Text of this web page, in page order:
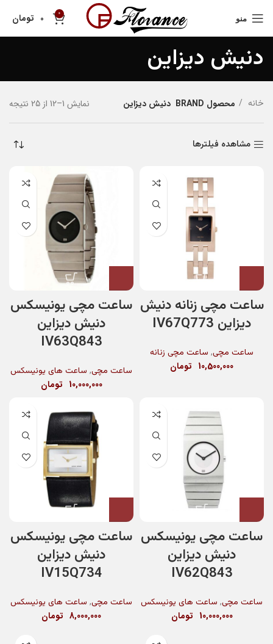
منو 0
0 تومان
دنیش دیزاین
خانه محصول BRAND دنیش دیزاین نمایش 1–12 از 25 نتیجه
مشاهده فیلترها
ساعت مچی زنانه دنیش
دیزاین IV67Q773
ساعت مچی, ساعت مچی زنانه
10,500,000 تومان
ساعت مچی یونیسکس
دنیش دیزاین
IV63Q843
ساعت مچی, ساعت های یونیسکس
10,000,000 تومان
ساعت مچی یونیسکس
دنیش دیزاین
IV62Q843
ساعت مچی, ساعت های یونیسکس
10,000,000 تومان
ساعت مچی یونیسکس
دنیش دیزاین
IV15Q734
ساعت مچی, ساعت های یونیسکس
8,000,000 تومان